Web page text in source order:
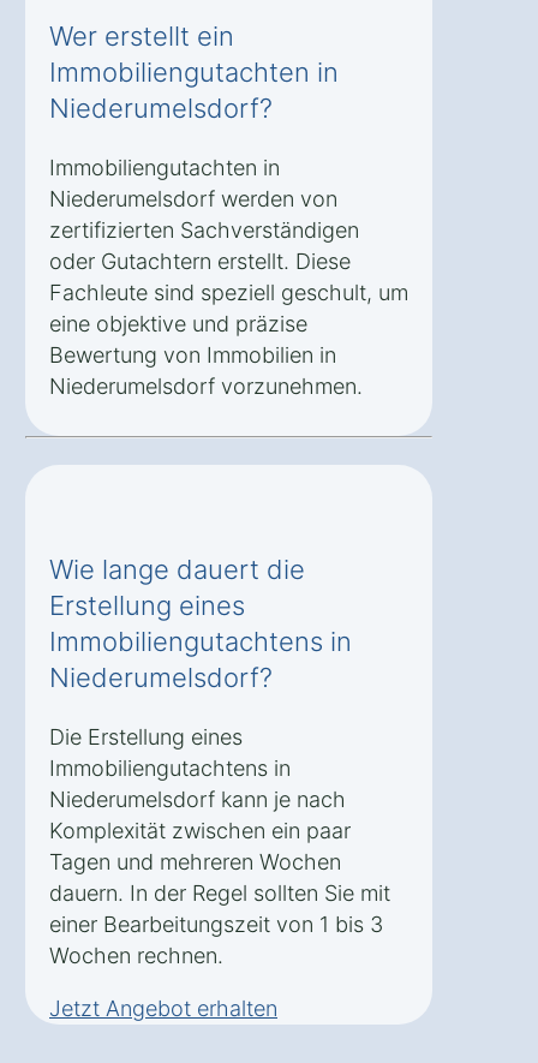
Wer erstellt ein
Immobiliengutachten in
Niederumelsdorf?
Immobiliengutachten in
Niederumelsdorf werden von
zertifizierten Sachverständigen
oder Gutachtern erstellt. Diese
Fachleute sind speziell geschult, um
eine objektive und präzise
Bewertung von Immobilien in
Niederumelsdorf vorzunehmen.
Wie lange dauert die
Erstellung eines
Immobiliengutachtens in
Niederumelsdorf?
Die Erstellung eines
Immobiliengutachtens in
Niederumelsdorf kann je nach
Komplexität zwischen ein paar
Tagen und mehreren Wochen
dauern. In der Regel sollten Sie mit
einer Bearbeitungszeit von 1 bis 3
Wochen rechnen.
Jetzt Angebot erhalten